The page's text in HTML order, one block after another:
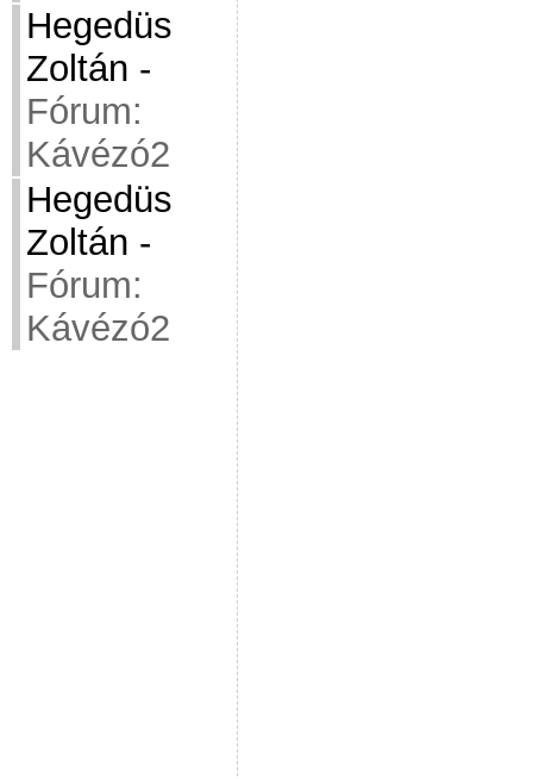
Hegedüs
Zoltán -
Fórum:
Kávézó2
Hegedüs
Zoltán -
Fórum:
Kávézó2